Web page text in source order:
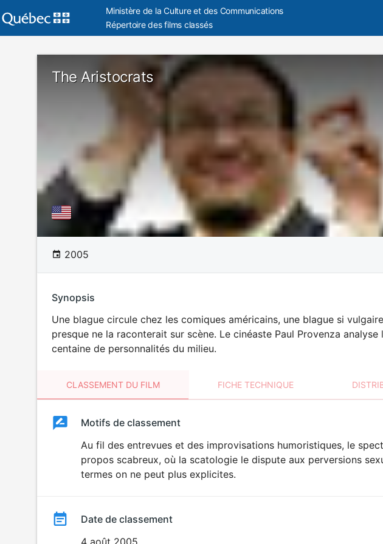
Ministère de la Culture et des Communications
Répertoire des films classés
The Aristocrats
2005
Synopsis
Une blague circule chez les comiques américains, une blague si
presque ne la raconterait sur scène. Le cinéaste Paul Provenza
centaine de personnalités du milieu.
CLASSEMENT DU FILM FICHE TECHNIQUE
ClassementClassement
LANGAGE
VULGAIRE
Motifs de classement
Au fil des entrevues et des improvisations humoristiques, le
propos scabreux, où la scatologie le dispute aux perversions
termes on ne peut plus explicites.
Date de classement
4 août 2005